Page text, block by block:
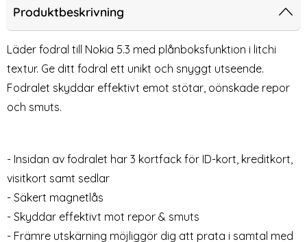
- Plånboksfodral - Rosa (Rosa)
Nokia 5.3 - Plånboksfodral -
Art. nr 8596
rea pris
69 krtidigare pris
129 kr Välj ...
Nokia 5.3 - Plånboksfodral - Röd
rea pris
49 kr129 kr
Nokia 5.3 - Litchi
Produktbeskrivning
Läder fodral till Nokia 5.3 med plånboksfunktion i litchi
textur. Ge ditt fodral ett unikt och snyggt utseende.
Fodralet skyddar effektivt emot stötar, oönskade repor
och smuts.
- Insidan av fodralet har 3 kortfack för ID-kort, kreditkort,
visitkort samt sedlar
- Säkert magnetlås
- Skyddar effektivt mot repor & smuts
- Främre utskärning möjliggör dig att prata i samtal med